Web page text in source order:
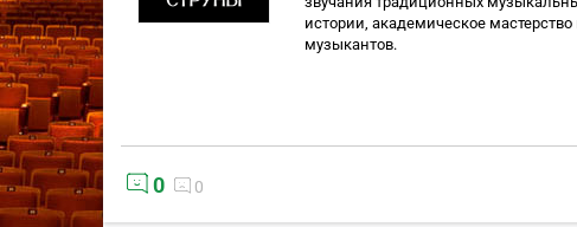
истории, академическое
музыкантов.
0 0